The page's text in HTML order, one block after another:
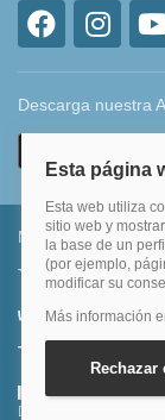
Descarga nuestra
Métodos de pago
Transferencia
Divide tu compra en 3